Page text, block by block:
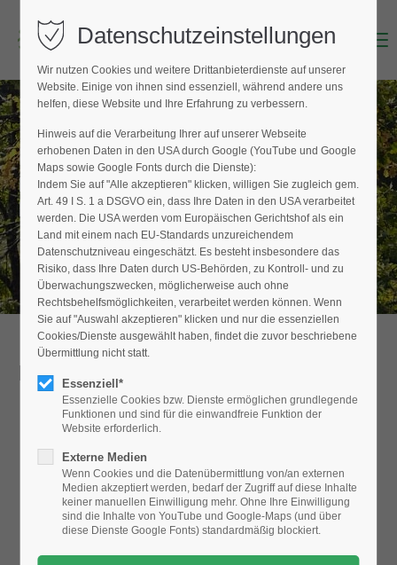
Login
Benutzername (E-Mailadresse)
Passwort
Anmelden
Register|Lost your password?
Support
24h/ 365days
We offer support for our customers
Mon - Fri 8:00am - 5:00pm(GMT +1)
Menu
BAUMPFLEGER FINDEN
Hier finden Sie den Fachbetrieb in Ihrer
Nähe
Detailansicht
nicht angezeigt.
Bitte ändern Sie dieDatenschutz-Einstellungen, indem Sie
auch "externe Medien" zulassen.
Datenschutzeinstellungen
Wir nutzen Cookies und weitere Drittanbieterdienste auf unserer
Website. Einige von ihnen sind essenziell, während andere uns
helfen, diese Website und Ihre Erfahrung zu verbessern.
Hinweis auf die Verarbeitung Ihrer auf unserer Webseite
erhobenen Daten in den USA durch Google (YouTube und Google
Maps sowie Google Fonts durch die Dienste):
Indem Sie auf "Alle akzeptieren" klicken, willigen Sie zugleich gem.
Art. 49 I S. 1 a DSGVO ein, dass Ihre Daten in den USA verarbeitet
werden. Die USA werden vom Europäischen Gerichtshof als ein
Land mit einem nach EU-Standards unzureichendem
Datenschutzniveau eingeschätzt. Es besteht insbesondere das
Risiko, dass Ihre Daten durch US-Behörden, zu Kontroll- und zu
Überwachungszwecken, möglicherweise auch ohne
Rechtsbehelfsmöglichkeiten, verarbeitet werden können. Wenn
Sie auf "Auswahl akzeptieren" klicken und nur die essenziellen
Cookies/Dienste ausgewählt haben, findet die zuvor beschriebene
Übermittlung nicht statt.
Essenziell*
Essenzielle Cookies bzw. Dienste ermöglichen grundlegende
Funktionen und sind für die einwandfreie Funktion der
Website erforderlich.
Externe Medien
Wenn Cookies und die Datenübermittlung von/an externen
Medien akzeptiert werden, bedarf der Zugriff auf diese Inhalte
keiner manuellen Einwilligung mehr. Ohne Ihre Einwilligung
sind die Inhalte von YouTube und Google-Maps (und über
diese Dienste Google Fonts) standardmäßig blockiert.